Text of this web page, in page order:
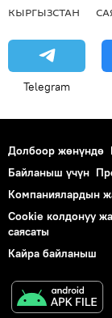
КЫРГЫЗСТАН
Telegram
Долбоор жөнүндө
Байланыш үчүн
Компаниялардын
Cookie колдонуу
саясаты
Кайра байланыш